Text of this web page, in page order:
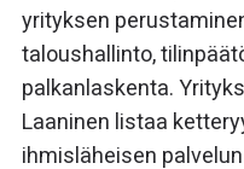
yrityksen
taloushallinto,
palkanlaskenta.
Laaninen listaa
ihmisläheisen